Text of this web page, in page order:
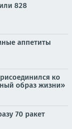
828
аппетиты
ко
образ жизни»
70 ракет